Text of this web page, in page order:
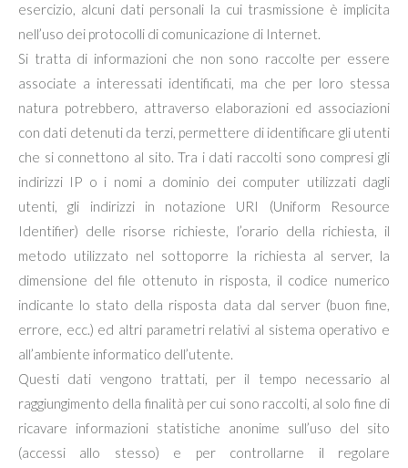
esercizio, alcuni dati personali la cui trasmissione è implicita
nell’uso dei protocolli di comunicazione di Internet.
Si tratta di informazioni che non sono raccolte per essere
associate a interessati identificati, ma che per loro stessa
natura potrebbero, attraverso elaborazioni ed associazioni
con dati detenuti da terzi, permettere di identificare gli utenti
che si connettono al sito. Tra i dati raccolti sono compresi gli
indirizzi IP o i nomi a dominio dei computer utilizzati dagli
utenti, gli indirizzi in notazione URI (Uniform Resource
Identifier) delle risorse richieste, l’orario della richiesta, il
metodo utilizzato nel sottoporre la richiesta al server, la
dimensione del file ottenuto in risposta, il codice numerico
indicante lo stato della risposta data dal server (buon fine,
errore, ecc.) ed altri parametri relativi al sistema operativo e
all’ambiente informatico dell’utente.
Questi dati vengono trattati, per il tempo necessario al
raggiungimento della finalità per cui sono raccolti, al solo fine di
ricavare informazioni statistiche anonime sull’uso del sito
(accessi allo stesso) e per controllarne il regolare